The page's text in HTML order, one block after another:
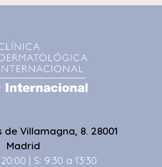
de Villamagna, 8. 28001
Madrid
| S: 9:30 a 13:30